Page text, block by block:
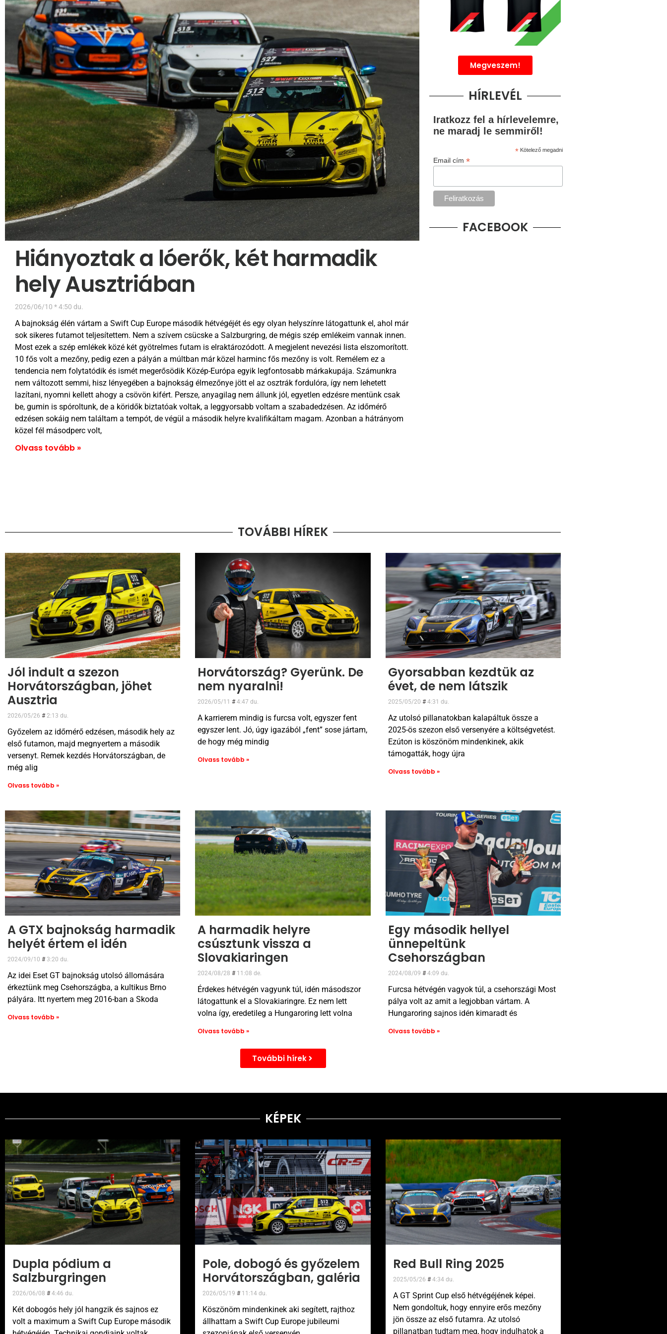
Hiányoztak a lóerők, két harmadik
hely Ausztriában
2026/06/10 4:50 du.
A bajnokság élén vártam a Swift Cup Europe második hétvégéjét és egy olyan helyszínre látogattunk el, ahol már
sok sikeres futamot teljesítettem. Nem a szívem csücske a Salzburgring, de mégis szép emlékeim vannak innen.
Most ezek a szép emlékek közé két gyötrelmes futam is elraktározódott. A megjelent nevezési lista elszomorított.
10 fős volt a mezőny, pedig ezen a pályán a múltban már közel harminc fős mezőny is volt. Remélem ez a
tendencia nem folytatódik és ismét megerősödik Közép-Európa egyik legfontosabb márkakupája. Számunkra
nem változott semmi, hisz lényegében a bajnokság élmezőnye jött el az osztrák fordulóra, így nem lehetett
lazítani, nyomni kellett ahogy a csövön kifért. Persze, anyagilag nem állunk jól, egyetlen edzésre mentünk csak
be, gumin is spóroltunk, de a köridők biztatóak voltak, a leggyorsabb voltam a szabadedzésen. Az időmérő
edzésen sokáig nem találtam a tempót, de végül a második helyre kvalifikáltam magam. Azonban a hátrányom
közel fél másodperc volt,
Olvass tovább »
Megveszem!
HÍRLEVÉL
Iratkozz fel a hírlevelemre,
ne maradj le semmiről!
* Kötelező megadni
Email cím*
FACEBOOK
TOVÁBBI HÍREK
Jól indult a szezon
Horvátországban, jöhet
Ausztria
2026/05/26 2:13 du.
Győzelem az időmérő edzésen, második hely az
első futamon, majd megnyertem a második
versenyt. Remek kezdés Horvátországban, de
még alig
Olvass tovább »
Horvátország? Gyerünk. De
nem nyaralni!
2026/05/11 4:47 du.
A karrierem mindig is furcsa volt, egyszer fent
egyszer lent. Jó, úgy igazából „fent” sose jártam,
de hogy még mindig
Olvass tovább »
Gyorsabban kezdtük az
évet, de nem látszik
2025/05/20 4:31 du.
Az utolsó pillanatokban kalapáltuk össze a
2025-ös szezon első versenyére a költségvetést.
Ezúton is köszönöm mindenkinek, akik
támogatták, hogy újra
Olvass tovább »
A GTX bajnokság harmadik
helyét értem el idén
2024/09/10 3:20 du.
Az idei Eset GT bajnokság utolsó állomására
érkeztünk meg Csehországba, a kultikus Brno
pályára. Itt nyertem meg 2016-ban a Skoda
Olvass tovább »
A harmadik helyre
csúsztunk vissza a
Slovakiaringen
2024/08/28 11:08 de.
Érdekes hétvégén vagyunk túl, idén másodszor
látogattunk el a Slovakiaringre. Ez nem lett
volna így, eredetileg a Hungaroring lett volna
Olvass tovább »
Egy második hellyel
ünnepeltünk
Csehországban
2024/08/09 4:09 du.
Furcsa hétvégén vagyok túl, a csehországi Most
pálya volt az amit a legjobban vártam. A
Hungaroring sajnos idén kimaradt és
Olvass tovább »
További hírek
KÉPEK
Dupla pódium a
Salzburgringen
2026/06/08 4:46 du.
Két dobogós hely jól hangzik és sajnos ez
volt a maximum a Swift Cup Europe második
Pole, dobogó és győzelem
Horvátországban, galéria
2026/05/19 11:14 du.
Köszönöm mindenkinek aki segített, rajthoz
állhattam a Swift Cup Europe jubileumi
Red Bull Ring 2025
2025/05/26 4:34 du.
A GT Sprint Cup első hétvégéjének képei.
Nem gondoltuk, hogy ennyire erős mezőny
jön össze az első futamra. Az utolsó
pillanatban tudtam meg, hogy indulhatok a